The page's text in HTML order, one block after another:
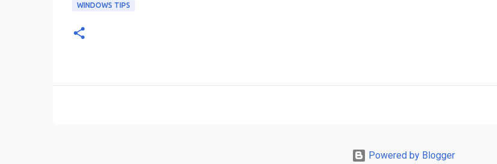
WINDOWS TIPS
Powered by Blogger